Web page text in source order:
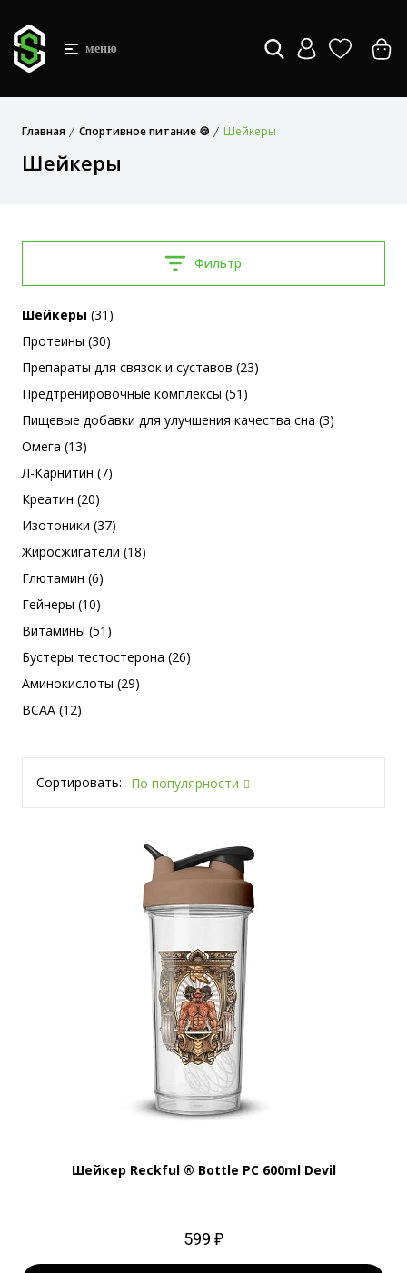
меню
Главная Спортивное питание 🍪 Шейкеры
Шейкеры
Фильтр
Шейкеры (31)
Протеины (30)
Препараты для связок и суставов (23)
Предтренировочные комплексы (51)
Пищевые добавки для улучшения качества сна (3)
Омега (13)
Л-Карнитин (7)
Креатин (20)
Изотоники (37)
Жиросжигатели (18)
Глютамин (6)
Гейнеры (10)
Витамины (51)
Бустеры тестостерона (26)
Аминокислоты (29)
BCAA (12)
Сортировать: По популярности
Шейкер Reckful ® Bottle PC 600ml Devil
599 ₽